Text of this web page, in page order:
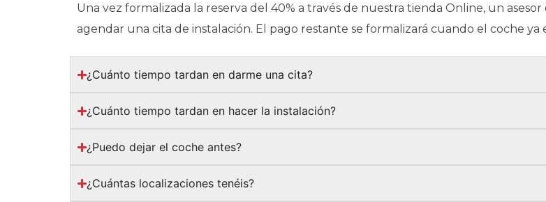
Una vez formalizada la reserva del 40% a través de nuestra tienda Online, un
agendar una cita de instalación. El pago restante se formalizará cuando el coche
¿Cuánto tiempo tardan en darme una cita?
¿Cuánto tiempo tardan en hacer la instalación?
¿Puedo dejar el coche antes?
¿Cuántas localizaciones tenéis?